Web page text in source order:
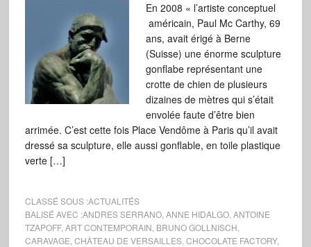
En 2008 « l’artiste conceptuel
américain, Paul Mc Carthy, 69
ans, avait érigé à Berne
(Suisse) une énorme sculpture
gonflabe représentant une
crotte de chien de plusieurs
dizaines de mètres qui s’était
envolée faute d’être bien
arrimée. C’est cette fois Place Vendôme à Paris qu’il avait
dressé sa sculpture, elle aussi gonflable, en toile plastique
verte […]
CLASSÉ SOUS :ACTUALITÉS
BALISÉ AVEC :ANDRES SERRANO, ANNE HIDALGO, ANTOINE
TZAPOFF, ART CONTEMPORAIN BRUNO GOLLNISCH
CARAVAGE CHÂTEAU DE VERSAILLES, CHOCOLATE FACTORY,